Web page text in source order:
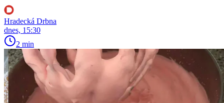
Hradecká Drbna
dnes, 15:30
2 min